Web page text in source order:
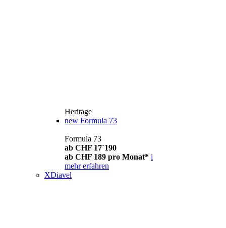
Heritage
new Formula 73
Formula 73
ab CHF 17´190
ab CHF 189 pro Monat* i
mehr erfahren
XDiavel